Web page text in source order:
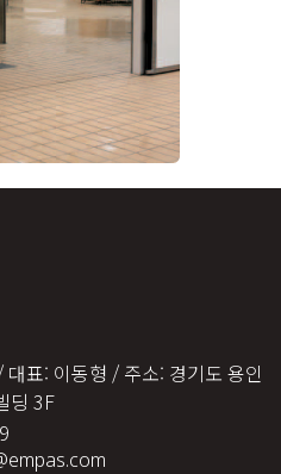
표: 이동형 / 주소: 경기도 용인
딩 3F